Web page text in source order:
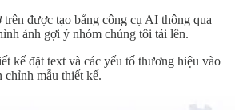
trên được tạo bằng công cụ AI thông qua
ảnh gợi ý nhóm chúng tôi tải lên.
kế đặt text và các yếu tố thương hiệu vào
chỉnh mẫu thiết kế.